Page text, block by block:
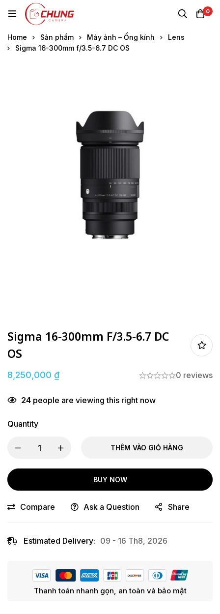
0
Home Sản phẩm Máy ảnh – Ống kính
Lens
Sigma 16-300mm f/3.5-6.7 DC OS
Sigma 16-300mm F/3.5-6.7 DC
OS
8,250,000 ₫ 0 reviews
24 people are viewing this right now
Quantity
THÊM VÀO GIỎ HÀNG
BUY NOW
Compare Ask a Question Share
Estimated Delivery: 09 - 16 Th8, 2026
Thanh toán nhanh gọn, an toàn và bảo mật